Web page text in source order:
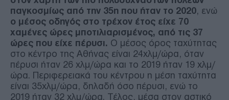
παγκοσμίως από την 35η που ήταν το 2020, ενώ
ο μέσος οδηγός στο τρέχον έτος είχε 70
χαμένες ώρες μποτιλιαρισμένος, από τις 37
ώρες που είχε πέρυσι. Ο μέσος όρος ταχύτητας
στο κέντρο της Αθήνας είναι 24χλμ/ώρα, όταν
πέρυσι ήταν 26 χλμ/ώρα και το 2019 ήταν 19 χλμ/
ώρα. Περιφερειακά του κέντρου η μέση ταχύτητα
είναι 35χλμ/ώρα, δηλαδή όσο πέρυσι, ενώ το
2019 ήταν 32 χλμ/ώρα. Τέλος, μέσα στον αστικό